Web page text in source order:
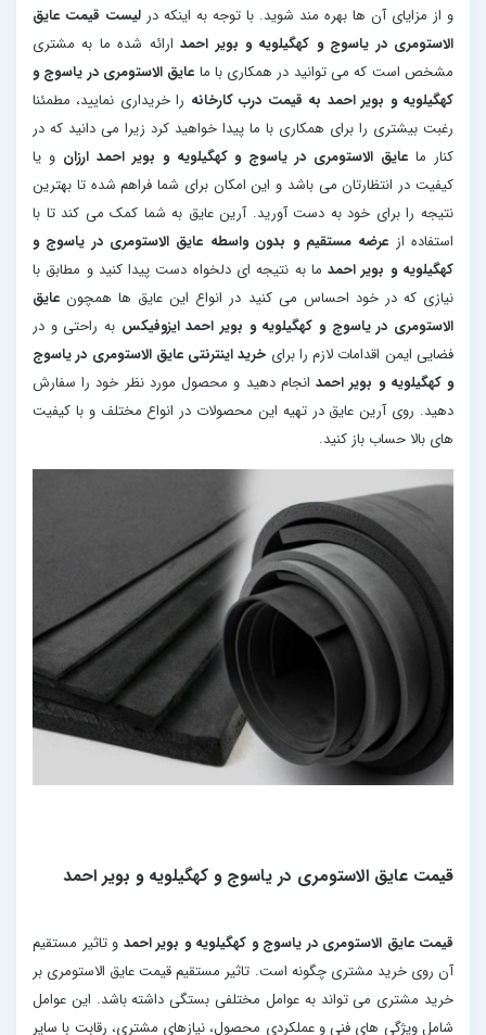
و از مزایای آن ها بهره مند شوید. با توجه به اینکه در لیست قیمت عایق
الاستومری در یاسوج و کهگیلویه و بویر احمدارائه شده ما به مشتری
مشخص است که می توانید در همکاری با ما عایق الاستومری در یاسوج و
کهگیلویه و بویر احمد به قیمت درب کارخانه را خریداری نمایید، مطمئنا
رغبت بیشتری را برای همکاری با ما پیدا خواهید کرد زیرا می دانید که در
کنار ما عایق الاستومری در یاسوج و کهگیلویه و بویر احمد ارزانو یا
کیفیت در انتظارتان می باشد و این امکان برای شما فراهم شده تا بهترین
نتیجه را برای خود به دست آورید. آرین عایق به شما کمک می کند تا با
استفاده از عرضه مستقیم و بدون واسطه عایق الاستومری در یاسوج و
کهگیلویه و بویر احمدما به نتیجه ای دلخواه دست پیدا کنید و مطابق با
نیازی که در خود احساس می کنید در انواع این عایق ها همچون عایق
الاستومری در یاسوج و کهگیلویه و بویر احمد ایزوفیکس به راحتی و در
فضایی ایمن اقدامات لازم را برای خرید اینترنتی عایق الاستومری در یاسوج
و کهگیلویه و بویر احمدانجام دهید و محصول مورد نظر خود را سفارش
دهید. روی آرین عایق در تهیه این محصولات در انواع مختلف و با کیفیت
های بالا حساب باز کنید.
قیمت عایق الاستومری در یاسوج و کهگیلویه و بویر احمد
قیمت عایق الاستومری در یاسوج و کهگیلویه و بویر احمد و تاثیر مستقیم
آن روی خرید مشتری چگونه است. تاثیر مستقیم قیمت عایق الاستومری بر
خرید مشتری می تواند به عوامل مختلفی بستگی داشته باشد. این عوامل
شامل ویژگی های فنی و عملکردی محصول، نیازهای مشتری، رقابت با سایر